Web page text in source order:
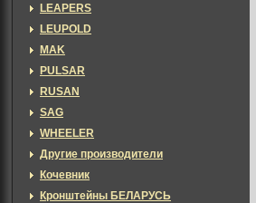
LEAPERS
LEUPOLD
MAK
PULSAR
RUSAN
SAG
WHEELER
Другие производители
Кочевник
Кронштейны БЕЛАРУСЬ